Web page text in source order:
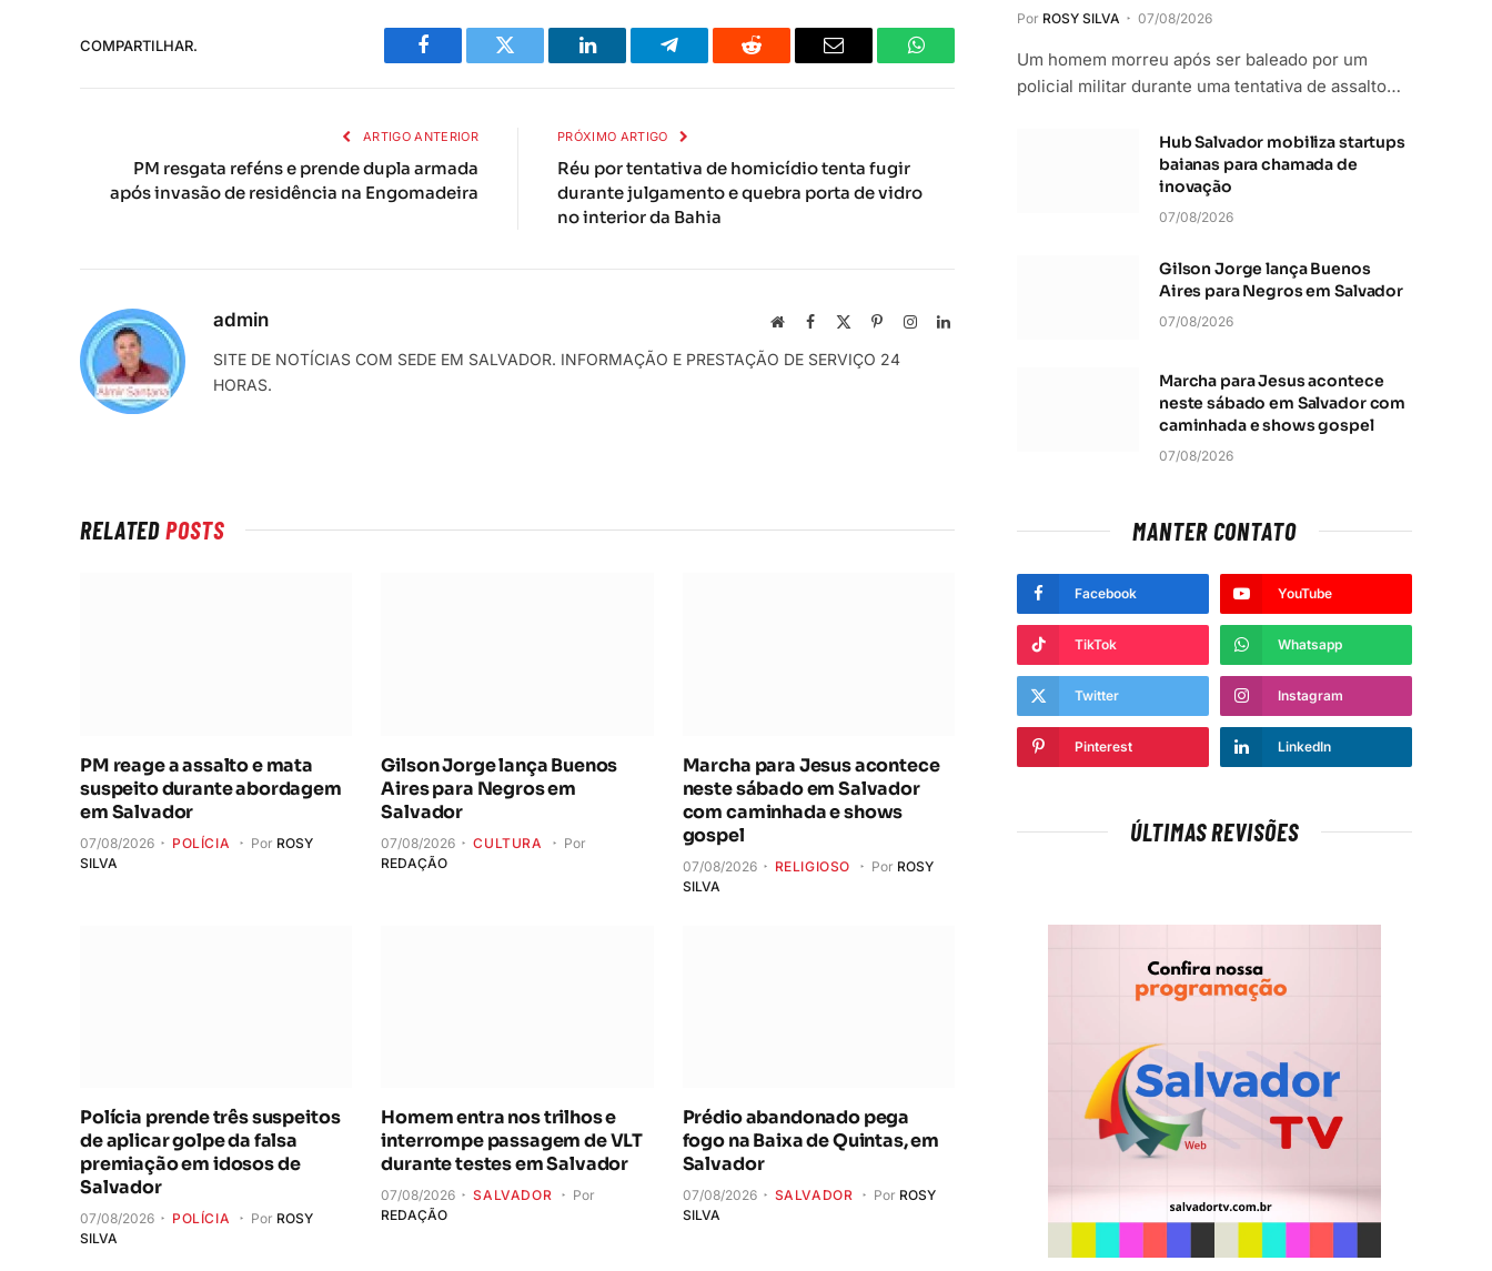
COMPARTILHAR.
Facebook Twitter LinkedIn TelegramaReddit
E-
Whatsapp
ARTIGO ANTERIOR
PM resgata reféns e prende dupla armada
após invasão de residência na Engomadeira
PRÓXIMO ARTIGO
Réu por tentativa de homicídio tenta fugir
durante julgamento e quebra porta de vidro
no interior da Bahia
admin
Local
rede
Facebook PinterestInstagramLinkedIn
SITE DE NOTÍCIAS COM SEDE EM SALVADOR. INFORMAÇÃO E PRESTAÇÃO DE SERVIÇO 24
HORAS.
RELATEDPOSTS
PM reage a assalto e mata
suspeito durante abordagem
em Salvador
07/08/2026 POLÍCIA Por ROSY
SILVA
Gilson Jorge lança Buenos
Aires para Negros em
Salvador
07/08/2026 CULTURA
Por
REDAÇÃO
Marcha para Jesus acontece
neste sábado em Salvador
com caminhada e shows
gospel
07/08/2026 RELIGIOSO Por ROSY
SILVA
Polícia prende três suspeitos
de aplicar golpe da falsa
premiação em idosos de
Salvador
07/08/2026 POLÍCIA Por ROSY
SILVA
Homem entra nos trilhos e
interrompe passagem de VLT
durante testes em Salvador
07/08/2026 SALVADOR
Por
REDAÇÃO
Prédio abandonado pega
fogo na Baixa de Quintas, em
Salvador
07/08/2026 SALVADOR Por ROSY
SILVA
Por ROSY SILVA 07/08/2026
Um homem morreu após ser baleado por um
policial militar durante uma tentativa de assalto…
Hub Salvador mobiliza startups
baianas para chamada de
inovação
07/08/2026
Gilson Jorge lança Buenos
Aires para Negros em Salvador
07/08/2026
Marcha para Jesus acontece
neste sábado em Salvador com
caminhada e shows gospel
07/08/2026
MANTER CONTATO
Facebook YouTube
TikTok Whatsapp
Twitter Instagram
Pinterest LinkedIn
ÚLTIMAS REVISÕES